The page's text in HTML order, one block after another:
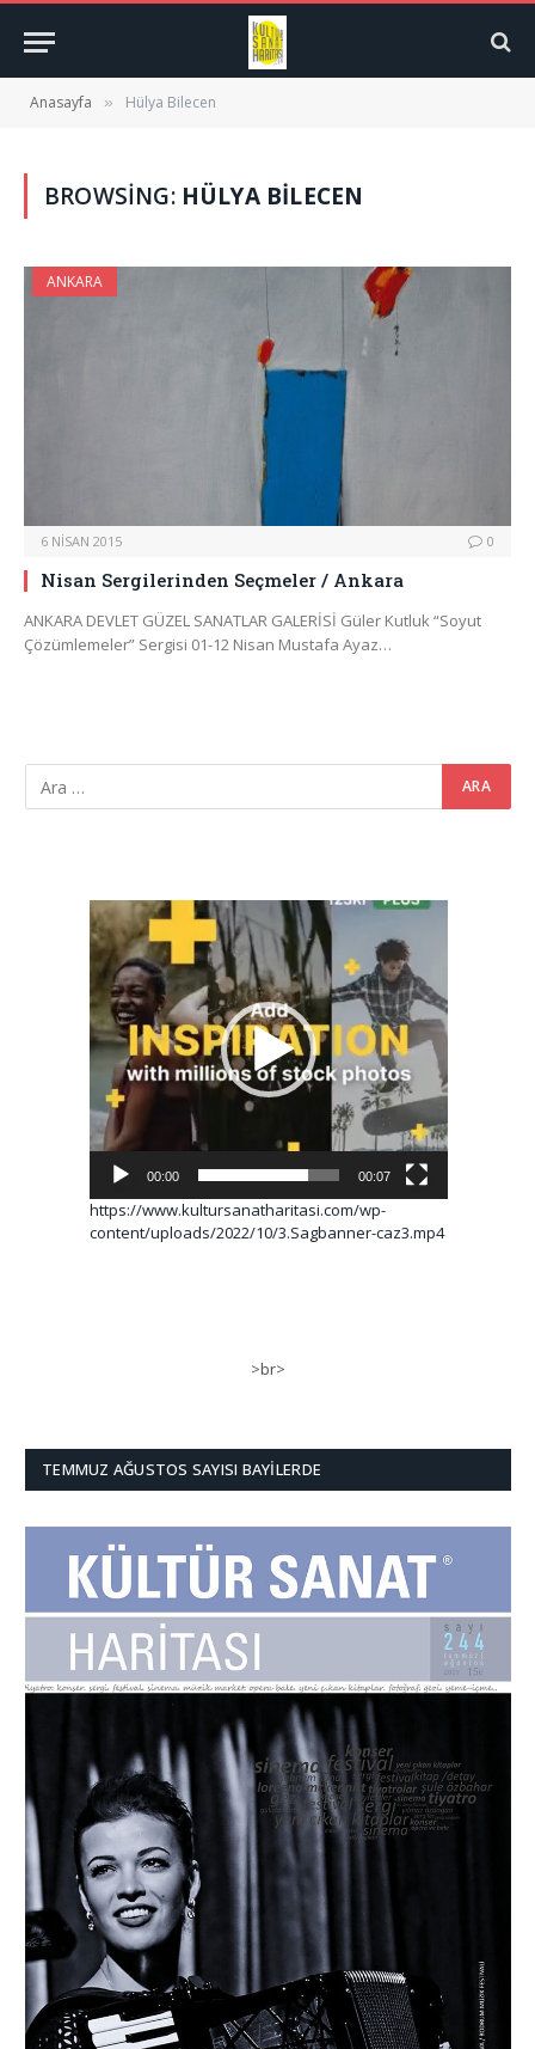
Anasayfa » Hülya Bilecen
BROWSING: HÜLYA BILECEN
ANKARA
6 NISAN 2015 0
Nisan Sergilerinden Seçmeler / Ankara
ANKARA DEVLET GÜZEL SANATLAR GALERİSİ Güler Kutluk “Soyut
Çözümlemeler” Sergisi 01-12 Nisan Mustafa Ayaz…
Video
oynatıcı
00:00 00:07
https://www.kultursanatharitasi.com/wp-
content/uploads/2022/10/3.Sagbanner-caz3.mp4
>br>
TEMMUZ AĞUSTOS SAYISI BAYILERDE